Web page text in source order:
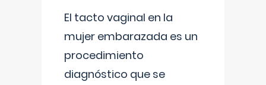
El tacto vaginal en la
mujer embarazada es un
procedimiento
diagnóstico que se